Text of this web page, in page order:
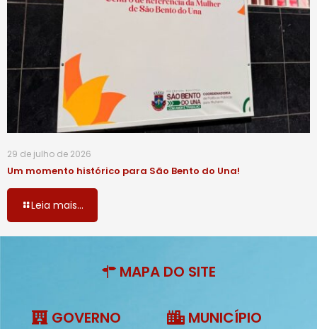
29 de julho de 2026
Um momento histórico para São Bento do Una!
Leia mais...
MAPA DO SITE
GOVERNO MUNICÍPIO